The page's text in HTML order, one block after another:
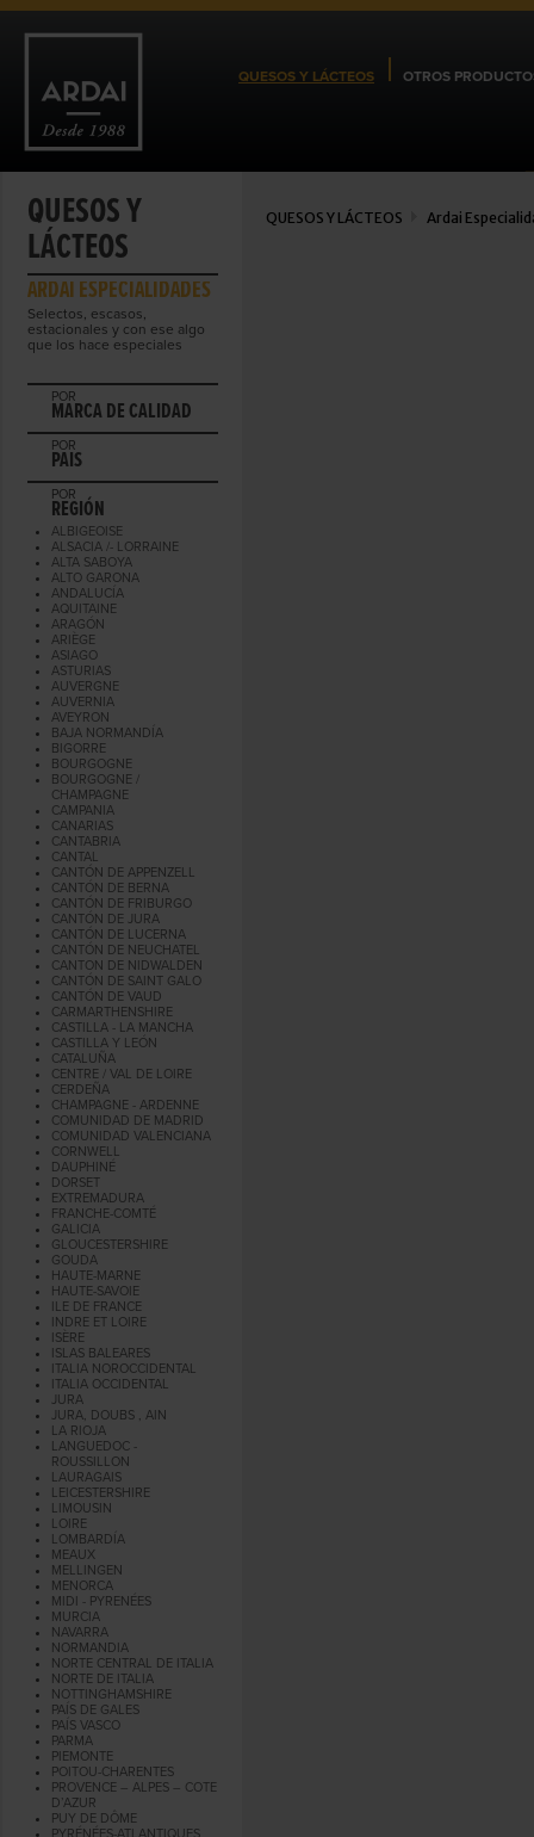
QUESOS Y LÁCTEOS OTROS
QUESOS Y
LÁCTEOS
ARDAI ESPECIALIDADES
Selectos, escasos,
estacionales y con ese algo
que los hace especiales
POR
MARCA DE CALIDAD
POR
PAIS
POR
REGIÓN
ALBIGEOISE
ALSACIA /- LORRAINE
ALTA SABOYA
ALTO GARONA
ANDALUCÍA
AQUITAINE
ARAGÓN
ARIÈGE
ASIAGO
ASTURIAS
AUVERGNE
AUVERNIA
AVEYRON
BAJA NORMANDÍA
BIGORRE
BOURGOGNE
BOURGOGNE /
CHAMPAGNE
CAMPANIA
CANARIAS
CANTABRIA
CANTAL
CANTÓN DE APPENZELL
CANTÓN DE BERNA
CANTÓN DE FRIBURGO
CANTÓN DE JURA
CANTÓN DE LUCERNA
CANTÓN DE NEUCHATEL
CANTON DE NIDWALDEN
CANTÓN DE SAINT GALO
CANTÓN DE VAUD
CARMARTHENSHIRE
CASTILLA - LA MANCHA
CASTILLA Y LEÓN
CATALUÑA
CENTRE / VAL DE LOIRE
CERDEÑA
CHAMPAGNE - ARDENNE
COMUNIDAD DE MADRID
COMUNIDAD VALENCIANA
CORNWELL
DAUPHINÉ
DORSET
EXTREMADURA
FRANCHE-COMTÉ
GALICIA
GLOUCESTERSHIRE
GOUDA
HAUTE-MARNE
HAUTE-SAVOIE
ILE DE FRANCE
INDRE ET LOIRE
ISÈRE
ISLAS BALEARES
ITALIA NOROCCIDENTAL
ITALIA OCCIDENTAL
JURA
JURA, DOUBS , AIN
LA RIOJA
LANGUEDOC -
ROUSSILLON
LAURAGAIS
LEICESTERSHIRE
LIMOUSIN
LOIRE
LOMBARDÍA
MEAUX
MELLINGEN
MENORCA
MIDI - PYRENÉES
MURCIA
NAVARRA
NORMANDIA
NORTE CENTRAL DE ITALIA
NORTE DE ITALIA
NOTTINGHAMSHIRE
PAÍS DE GALES
PAÍS VASCO
PARMA
PIEMONTE
POITOU-CHARENTES
PROVENCE – ALPES – COTE
D’AZUR
PUY DE DÔME
QUESOS Y LÁCTEOS Ardai